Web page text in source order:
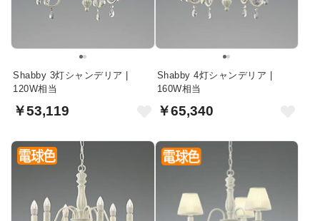
Shabby 3灯シャンデリア |
120W相当
￥53,119
Shabby 4灯シャンデリア |
160W相当
￥65,340